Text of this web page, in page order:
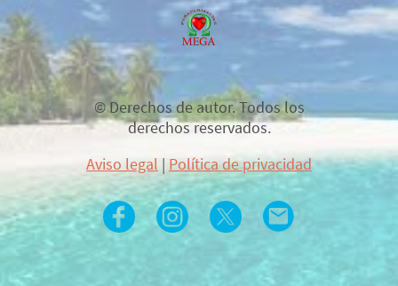
© Derechos de autor. Todos los
derechos reservados.
Aviso legal|Política de privacidad